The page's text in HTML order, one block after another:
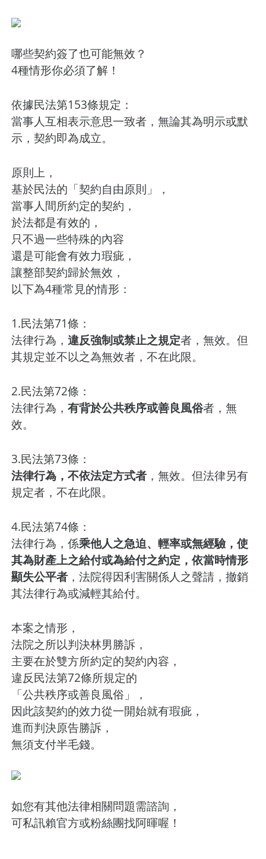
哪些契約簽了也可能無效？
4種情形你必須了解！
依據民法第153條規定：
當事人互相表示意思一致者，無論其為明示或默
示，契約即為成立。
原則上，
基於民法的「契約自由原則」，
當事人間所約定的契約，
於法都是有效的，
只不過一些特殊的內容
還是可能會有效力瑕疵，
讓整部契約歸於無效，
以下為4種常見的情形：
1.民法第71條：
法律行為， 違反強制或禁止之規定者，無效。但
其規定並不以之為無效者，不在此限。
2.民法第72條：
法律行為， 有背於公共秩序或善良風俗者，無
效。
3.民法第73條：
法律行為，不依法定方式者 ，無效。但法律另有
規定者，不在此限。
4.民法第74條：
法律行為，係乘他人之急迫、輕率或無經驗，使
其為財產上之給付或為給付之約定，依當時情形
顯失公平者 ，法院得因利害關係人之聲請，撤銷
其法律行為或減輕其給付。
本案之情形，
法院之所以判決林男勝訴，
主要在於雙方所約定的契約內容，
違反民法第72條所規定的
「公共秩序或善良風俗」，
因此該契約的效力從一開始就有瑕疵，
進而判決原告勝訴，
無須支付半毛錢。
如您有其他法律相關問題需諮詢，
可私訊賴官方或粉絲團找阿暉喔！